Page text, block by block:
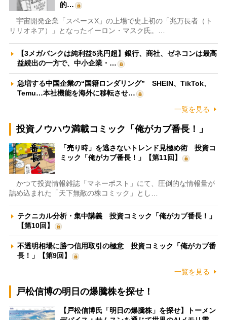
的…
宇宙開発企業「スペースX」の上場で史上初の「兆万長者（ト
リリオネア）」となったイーロン・マスク氏。…
【3メガバンクは純利益5兆円超】銀行、商社、ゼネコンは最高
益続出の一方で、中小企業・…
急増する中国企業の“国籍ロンダリング” SHEIN、TikTok、
Temu…本社機能を海外に移転させ…
一覧を見る
投資ノウハウ満載コミック「俺がカブ番長！」
「売り時」を逃さないトレンド見極め術 投資コ
ミック「俺がカブ番長！」【第11回】
かつて投資情報雑誌「マネーポスト」にて、圧倒的な情報量が
詰め込まれた「天下無敵の株コミック」とし…
テクニカル分析・集中講義 投資コミック「俺がカブ番長！」
【第10回】
不透明相場に勝つ信用取引の極意 投資コミック「俺がカブ番
長！」【第9回】
一覧を見る
戸松信博の明日の爆騰株を探せ！
【戸松信博氏「明日の爆騰株」を探せ】トーメン